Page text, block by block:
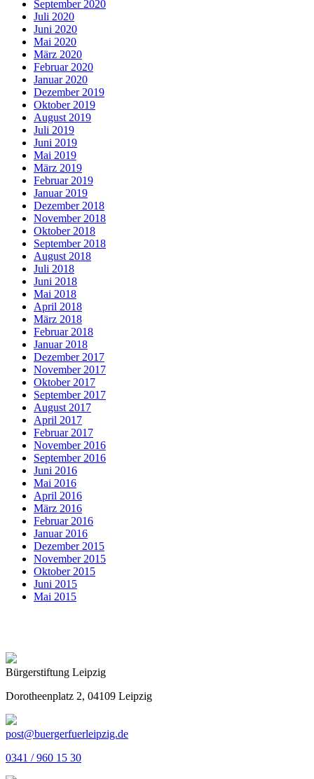
September 2020
Juli 2020
Juni 2020
Mai 2020
März 2020
Februar 2020
Januar 2020
Dezember 2019
Oktober 2019
August 2019
Juli 2019
Juni 2019
Mai 2019
März 2019
Februar 2019
Januar 2019
Dezember 2018
November 2018
Oktober 2018
September 2018
August 2018
Juli 2018
Juni 2018
Mai 2018
April 2018
März 2018
Februar 2018
Januar 2018
Dezember 2017
November 2017
Oktober 2017
September 2017
August 2017
April 2017
Februar 2017
November 2016
September 2016
Juni 2016
Mai 2016
April 2016
März 2016
Februar 2016
Januar 2016
Dezember 2015
November 2015
Oktober 2015
Juni 2015
Mai 2015
Bürgerstiftung Leipzig
Dorotheenplatz 2, 04109 Leipzig
post@buergerfuerleipzig.de
0341 / 960 15 30